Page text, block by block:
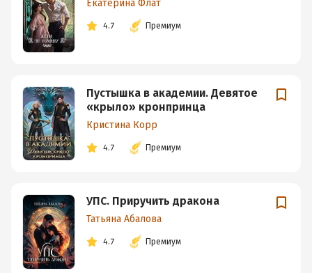
Екатерина Флат
4.7 Премиум
Пустышка в академии. Девятое
«крыло» кронпринца
Кристина Корр
4.7 Премиум
УПС. Приручить дракона
Татьяна Абалова
4.7 Премиум